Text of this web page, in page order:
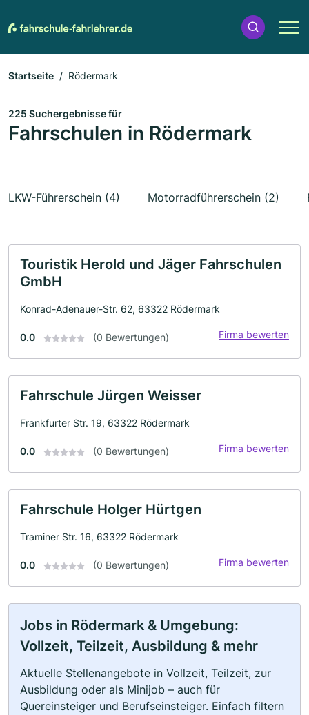
Startseite Rödermark
225 Suchergebnisse für
Fahrschulen in Rödermark
LKW-Führerschein (4) Motorradführerschein (2)
Touristik Herold und Jäger Fahrschulen
GmbH
Konrad-Adenauer-Str. 62, 63322 Rödermark
0.0 (0 Bewertungen) Firma bewerten
Fahrschule Jürgen Weisser
Frankfurter Str. 19, 63322 Rödermark
0.0 (0 Bewertungen) Firma bewerten
Fahrschule Holger Hürtgen
Traminer Str. 16, 63322 Rödermark
0.0 (0 Bewertungen) Firma bewerten
Jobs in Rödermark & Umgebung:
Vollzeit, Teilzeit, Ausbildung & mehr
Aktuelle Stellenangebote in Vollzeit, Teilzeit, zur
Ausbildung oder als Minijob – auch für
Quereinsteiger und Berufseinsteiger. Einfach filtern